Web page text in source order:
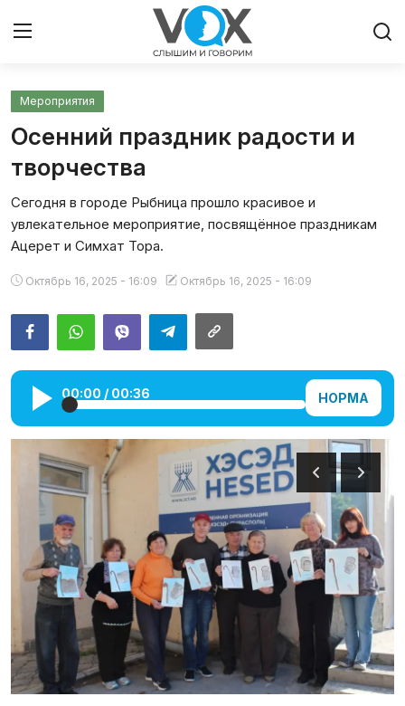
Главная
Люди
Община
Милосердие
Иудаизм
Архивы
Галерея
Календарь
Места и организации
Мероприятия
Осенний праздник радости и
творчества
Сегодня в городе Рыбница прошло красивое и
увлекательное мероприятие, посвящённое праздникам
Ацерет и Симхат Тора.
Октябрь 16, 2025 - 16:09 Октябрь 16, 2025 - 16:09
00:00 / 00:36 НОРМА